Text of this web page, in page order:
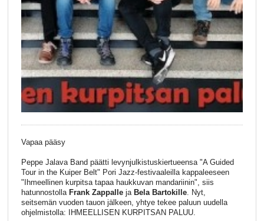
Vapaa pääsy
Peppe Jalava Band päätti levynjulkistuskiertueensa "A Guided
Tour in the Kuiper Belt" Pori Jazz-festivaaleilla kappaleeseen
"Ihmeellinen kurpitsa tapaa haukkuvan mandariinin", siis
hatunnostolla Frank Zappalleja Bela Bartokille. Nyt,
seitsemän vuoden tauon jälkeen, yhtye tekee paluun uudella
ohjelmistolla: IHMEELLISEN KURPITSAN PALUU.